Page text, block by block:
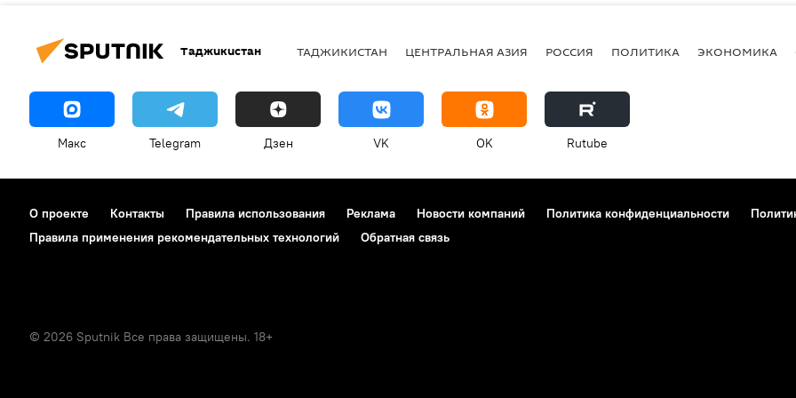
Таджикистан ТАДЖИКИСТАН ЦЕНТРАЛЬНАЯ АЗИЯ РОССИЯ ПОЛИТИКА ЭКОНОМИКА
Макс Telegram Дзен VK OK Rutube
О проекте Контакты Правила использования Реклама Новости компаний Политика конфиденциальности
Правила применения рекомендательных технологий
Обратная связь
© 2026 Sputnik Все права защищены. 18+